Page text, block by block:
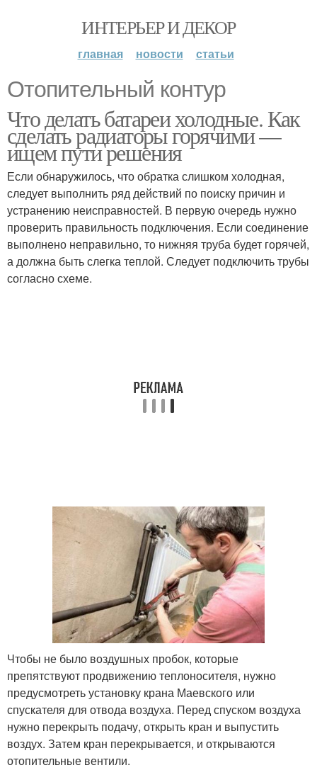
ИНТЕРЬЕР И ДЕКОР
главная новости статьи
Отопительный контур
Что делать батареи холодные. Как
сделать радиаторы горячими —
ищем пути решения
Если обнаружилось, что обратка слишком холодная,
следует выполнить ряд действий по поиску причин и
устранению неисправностей. В первую очередь нужно
проверить правильность подключения. Если соединение
выполнено неправильно, то нижняя труба будет горячей,
а должна быть слегка теплой. Следует подключить трубы
согласно схеме.
Чтобы не было воздушных пробок, которые
препятствуют продвижению теплоносителя, нужно
предусмотреть установку крана Маевского или
спускателя для отвода воздуха. Перед спуском воздуха
нужно перекрыть подачу, открыть кран и выпустить
воздух. Затем кран перекрывается, и открываются
отопительные вентили.